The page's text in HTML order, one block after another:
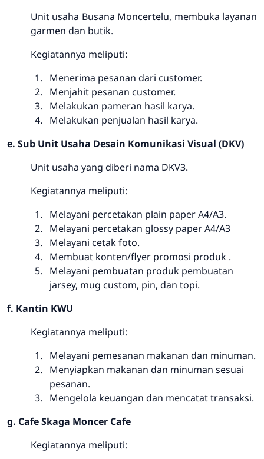
Unit usaha Busana Moncertelu, membuka layanan
garmen dan butik.
Kegiatannya meliputi:
Menerima pesanan dari customer.
Menjahit pesanan customer.
Melakukan pameran hasil karya.
Melakukan penjualan hasil karya.
e. Sub Unit Usaha Desain Komunikasi Visual (DKV)
Unit usaha yang diberi nama DKV3.
Kegiatannya meliputi:
Melayani percetakan plain paper A4/A3.
Melayani percetakan glossy paper A4/A3
Melayani cetak foto.
Membuat konten/flyer promosi produk .
Melayani pembuatan produk pembuatan
jarsey, mug custom, pin, dan topi.
f. Kantin KWU
Kegiatannya meliputi:
Melayani pemesanan makanan dan minuman.
Menyiapkan makanan dan minuman sesuai
pesanan.
Mengelola keuangan dan mencatat transaksi.
g. Cafe Skaga Moncer Cafe
Kegiatannya meliputi: